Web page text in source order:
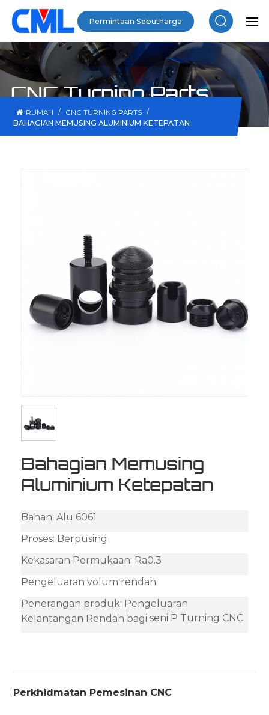
Permintaan Sebutharga
CNC Turning Parts
RUMAH / CNC TURNING PARTS
/
BAHAGIAN MEMUSING ALUMINIUM KETEPATAN
Bahagian Memusing
Aluminium Ketepatan
Bahan: Alu 6061
Proses: Berpusing
Kekasaran Permukaan: Ra0.3
Pengeluaran volum rendah
Penerangan produk: Pengeluaran
Kelantangan Rendah bagi seni P Turning CNC
Perkhidmatan Pemesinan CNC